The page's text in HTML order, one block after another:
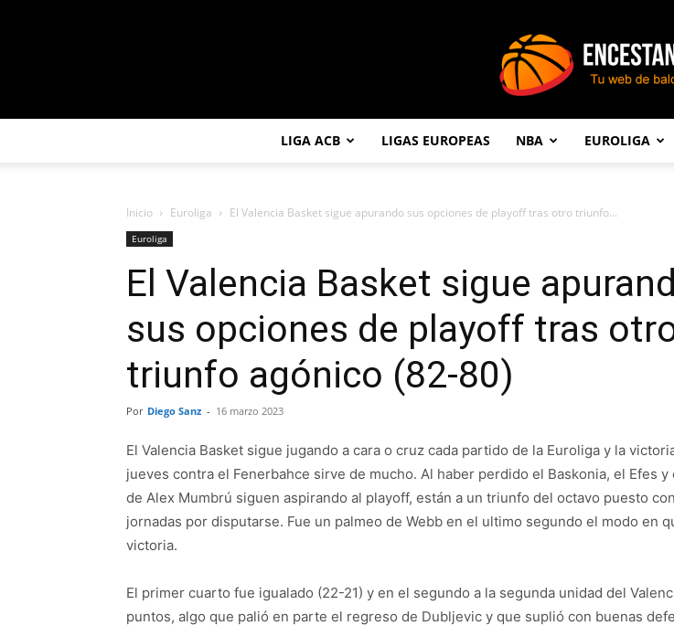
LIGA ACB LIGAS EUROPEAS NBA EUROLIGA
Inicio Euroliga El Valencia Basket sigue apurando sus opciones de playoff tras otro triunfo...
Euroliga
El Valencia Basket sigue
sus opciones de playoff tras
triunfo agónico (82-80)
Por Diego Sanz - 16 marzo 2023
El Valencia Basket sigue jugando a cara o cruz cada partido de la Euroliga y la
jueves contra el Fenerbahce sirve de mucho. Al haber perdido el Baskonia, el Efes y
de Alex Mumbrú siguen aspirando al playoff, están a un triunfo del octavo puesto
jornadas por disputarse. Fue un palmeo de Webb en el ultimo segundo el modo en
victoria.
El primer cuarto fue igualado (22-21) y en el segundo a la segunda unidad del
puntos, algo que palió en parte el regreso de Dubljevic y que suplió con buenas